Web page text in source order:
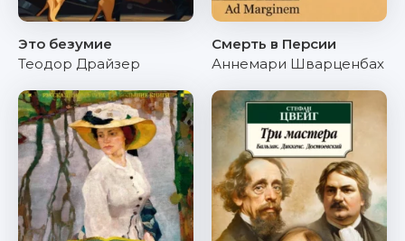
Это безумие
Теодор Драйзер
Смерть в Персии
Аннемари Шварценбах